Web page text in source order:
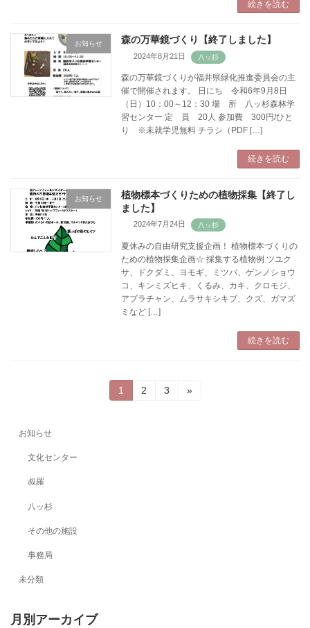
続きを読む
お知らせ 森の万華鏡づくり【終了しました】
2024年8月21日
森の万華鏡づくりが福井県緑化推進委員会の主
催で開催されます。 日にち 令和6年9月8日
（日）10：00～12：30 場 所 八ッ杉森林学
習センター 定 員 20人 参加費 300円/ひと
り ※未就学児無料 チラシ（PDF […]
続きを読む
お知らせ
植物標本づくりための植物採集【終了し
ました】
2024年7月24日
夏休みの自由研究支援企画！ 植物標本づくりの
ための植物採集企画☆ 採集する植物例 ツユク
サ、ドクダミ、ヨモギ、ミツバ、ゲンノショウ
コ、キンミズヒキ、くるみ、カキ、クロモジ、
アブラチャン、ムラサキシキブ、クズ、ガマズ
ミなど […]
続きを読む
の
固
定
1
固
2
固
3 »
お知らせ
文化センター
叔羅
八ッ杉
その他の施設
事務局
未分類
月別アーカイブ